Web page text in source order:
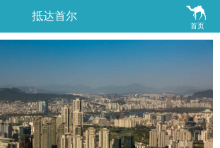

首页
抵达首尔